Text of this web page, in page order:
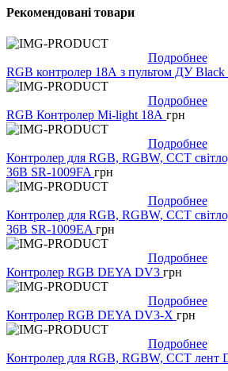
Рекомендовані товари
Подробнее
RGB контролер 18А з пультом ДУ Black
Подробнее
RGB Контролер Mi-light 18А грн
Подробнее
Контролер для RGB, RGBW, CCT
36В SR-1009FA грн
Подробнее
Контролер для RGB, RGBW, CCT
36В SR-1009EA грн
Подробнее
Контролер RGB DEYA DV3 грн
Подробнее
Контролер RGB DEYA DV3-X грн
Подробнее
Контролер для RGB, RGBW, CCT лент